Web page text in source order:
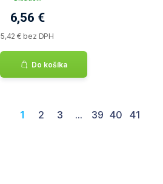
6,56 €
5,42 € bez DPH
Do košíka
1 2 3 ... 39 40 41